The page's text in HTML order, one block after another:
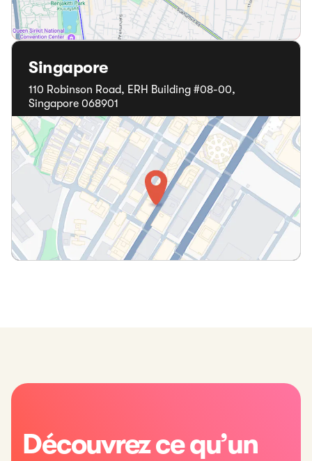
Singapore
110 Robinson Road, ERH Building #08-00,
Singapore 068901
Découvrez ce qu’un